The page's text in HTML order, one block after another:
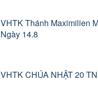
VHTK Thánh Maximilien
Ngày 14.8
VHTK CHÚA NHẬT 20